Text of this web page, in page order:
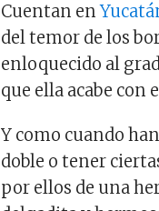
Cuentan en
del temor de los
enloquecido al
que ella acabe con
Y como cuando
doble o tener
por ellos de una